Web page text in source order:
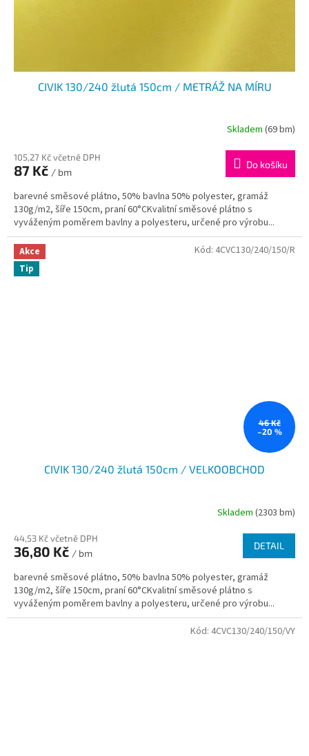
CIVIK 130/240 žlutá 150cm / METRÁŽ NA MÍRU
Skladem (69 bm)
105,27 Kč včetně DPH
87 Kč / bm
Do košíku
barevné směsové plátno, 50% bavlna 50% polyester, gramáž
130g/m2, šíře 150cm, praní 60°CKvalitní směsové plátno s
vyváženým poměrem bavlny a polyesteru, určené pro výrobu...
Akce
Tip
46 Kč
–20 %
CIVIK 130/240 žlutá 150cm / VELKOOBCHOD
Skladem (2303 bm)
44,53 Kč včetně DPH
36,80 Kč / bm
DETAIL
barevné směsové plátno, 50% bavlna 50% polyester, gramáž
130g/m2, šíře 150cm, praní 60°CKvalitní směsové plátno s
vyváženým poměrem bavlny a polyesteru, určené pro výrobu...
Kód: 4CVC130/240/150/R
Kód: 4CVC130/240/150/VY